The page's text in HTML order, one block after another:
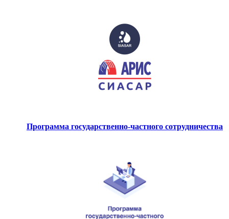
Программа государственно-частного сотрудничества